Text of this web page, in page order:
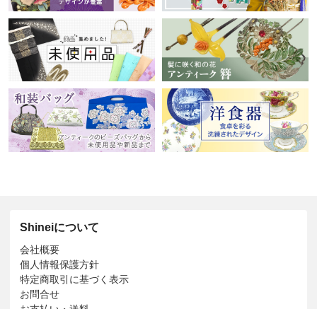
Shineiについて
会社概要
個人情報保護方針
特定商取引に基づく表示
お問合せ